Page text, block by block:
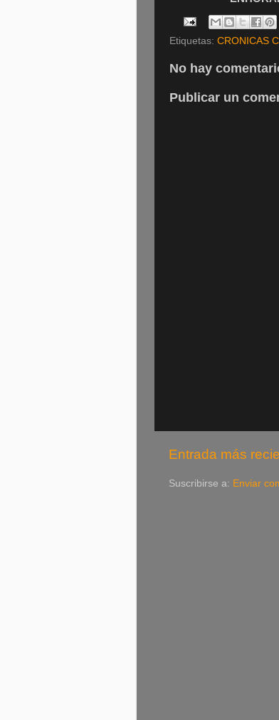
Etiquetas: CRONICAS
No hay
Publicar un
Entrada más
Suscribirse a: Enviar